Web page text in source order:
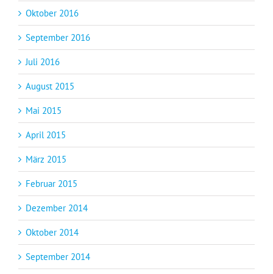
Oktober 2016
September 2016
Juli 2016
August 2015
Mai 2015
April 2015
März 2015
Februar 2015
Dezember 2014
Oktober 2014
September 2014